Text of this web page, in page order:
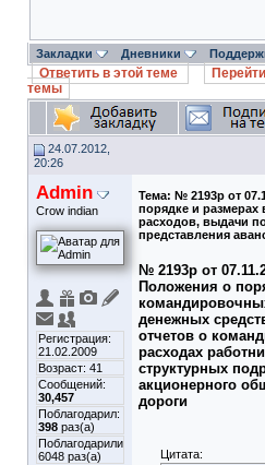
Закладки Дневники
Ответить в этой теме
темы
24.07.2012,
20:26
Admin
Crow indian
Регистрация:
21.02.2009
Возраст: 41
Сообщений:
30,457
Поблагодарил:
398 раз(а)
Поблагодарили
6048 раз(а)
Тема: № 2193р от
порядке и
расходов, выдачи
представления
№ 2193р от
Положения о
денежных
отчетов о
расходах
структурных
акционерного
дороги
Цитата: